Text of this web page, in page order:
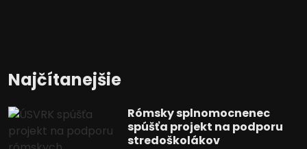
Najčítanejšie
Rómsky splnomocnenec
spúšťa projekt na podporu
stredoškolákov